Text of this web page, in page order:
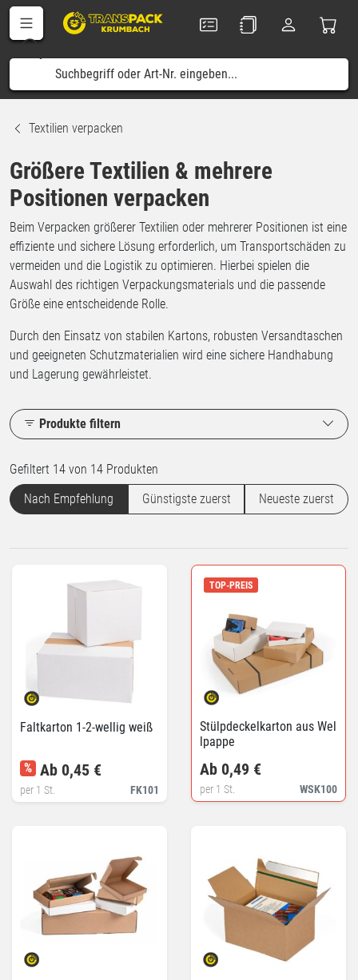
Textilien verpacken
Größere Textilien & mehrere
Positionen verpacken
Beim Verpacken größerer Textilien oder mehrerer Positionen ist eine
effiziente und sichere Lösung erforderlich, um Transportschäden zu
vermeiden und die Logistik zu optimieren. Hierbei spielen die
Auswahl des richtigen Verpackungsmaterials und die passende
Größe eine entscheidende Rolle.
Durch den Einsatz von stabilen Kartons, robusten Versandtaschen
und geeigneten Schutzmaterialien wird eine sichere Handhabung
und Lagerung gewährleistet.
Produkte filtern
Gefiltert 14 von 14 Produkten
Nach Empfehlung
Günstigste zuerst Neueste zuerst
Faltkarton 1-2-wellig weiß
FK101
% Ab 0,45 €
per 1 St.
TOP-PREIS
Stülpdeckelkarton aus Wel
lpappe
WSK100
Ab 0,49 €
per 1 St.